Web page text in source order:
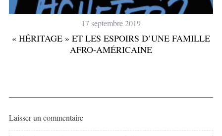
17 septembre 2019
« HÉRITAGE » ET LES ESPOIRS D’UNE FAMILLE
AFRO-AMÉRICAINE
Laisser un commentaire